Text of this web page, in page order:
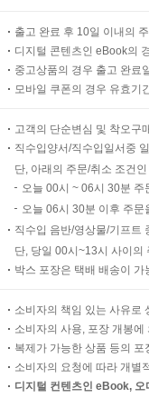
출고 완료 후 10일 이내의
디지털 콘텐츠인 eBook의
중고상품의 경우 출고 완료
모바일 쿠폰의 경우 유효기
고객의 단순변심 및 착오구
직수입양서/직수입일서중
단, 아래의 주문/취소 조건
오늘 00시 ~ 06시 30분
오늘 06시 30분 이후 주
직수입 음반/영상물/기프트
단, 당일 00시~13시 사이의
박스 포장은 택배 배송이
소비자의 책임 있는 사유로
소비자의 사용, 포장 개봉
복제가 가능한 상품 등의
소비자의 요청에 따라 개별
디지털 컨텐츠인 eBook,